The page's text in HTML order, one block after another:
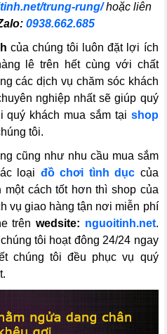
trung-rung/hoặc liên
0938.662.685
của chúng tôi luôn đặt lợi ích
lê trên hết cùng với chất
các dịch vụ chăm sóc khách
nghiệp nhất sẽ giúp quý
quý khách mua sắm tại shop
tôi.
cũng như nhu cầu mua sắm
loại đồ chơi tình dục của
một cách tốt hơn thì shop của
vụ giao hàng tận nơi miễn phí
trên wedsite: nguoitinh.net.
tôi hoạt đông 24/24 ngay
chúng tôi đều phục vụ quý